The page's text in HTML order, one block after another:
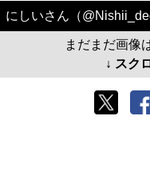
にしいさん（
まだまだ画像
↓ スク